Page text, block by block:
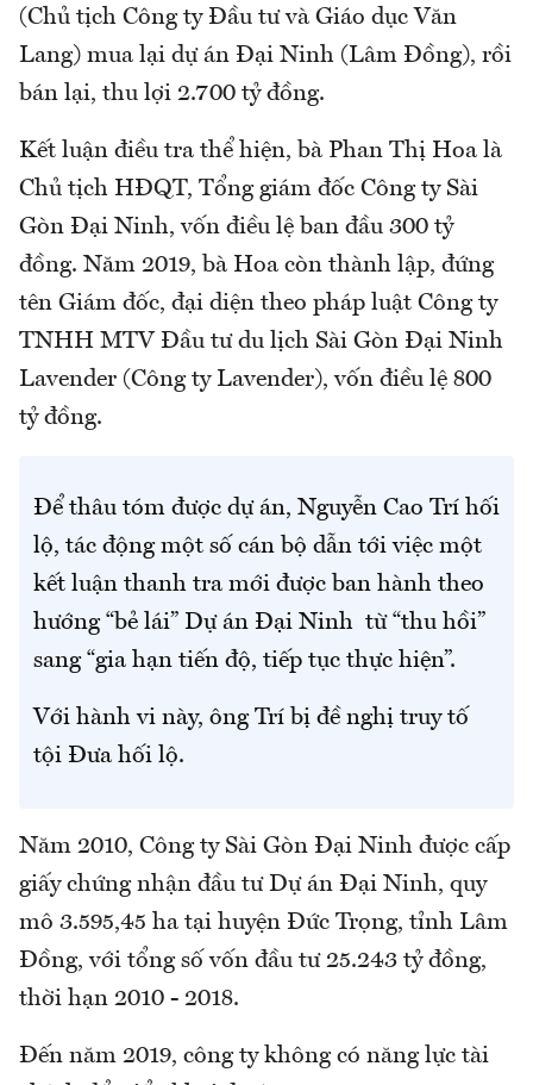
(Chủ tịch Công ty Đầu tư và Giáo dục Văn
Lang) mua lại dự án Đại Ninh (Lâm Đồng), rồi
bán lại, thu lợi 2.700 tỷ đồng.
Kết luận điều tra thể hiện, bà Phan Thị Hoa là
Chủ tịch HĐQT, Tổng giám đốc Công ty Sài
Gòn Đại Ninh, vốn điều lệ ban đầu 300 tỷ
đồng. Năm 2019, bà Hoa còn thành lập, đứng
tên Giám đốc, đại diện theo pháp luật Công ty
TNHH MTV Đầu tư du lịch Sài Gòn Đại Ninh
Lavender (Công ty Lavender), vốn điều lệ 800
tỷ đồng.
Để thâu tóm được dự án, Nguyễn Cao Trí hối
lộ, tác động một số cán bộ dẫn tới việc một
kết luận thanh tra mới được ban hành theo
hướng “bẻ lái” Dự án Đại Ninh từ “thu hồi”
sang “gia hạn tiến độ, tiếp tục thực hiện”.
Với hành vi này, ông Trí bị đề nghị truy tố
tội Đưa hối lộ.
Năm 2010, Công ty Sài Gòn Đại Ninh được cấp
giấy chứng nhận đầu tư Dự án Đại Ninh, quy
mô 3.595,45 ha tại huyện Đức Trọng, tỉnh Lâm
Đồng, với tổng số vốn đầu tư 25.243 tỷ đồng,
thời hạn 2010 - 2018.
Đến năm 2019, công ty không có năng lực tài